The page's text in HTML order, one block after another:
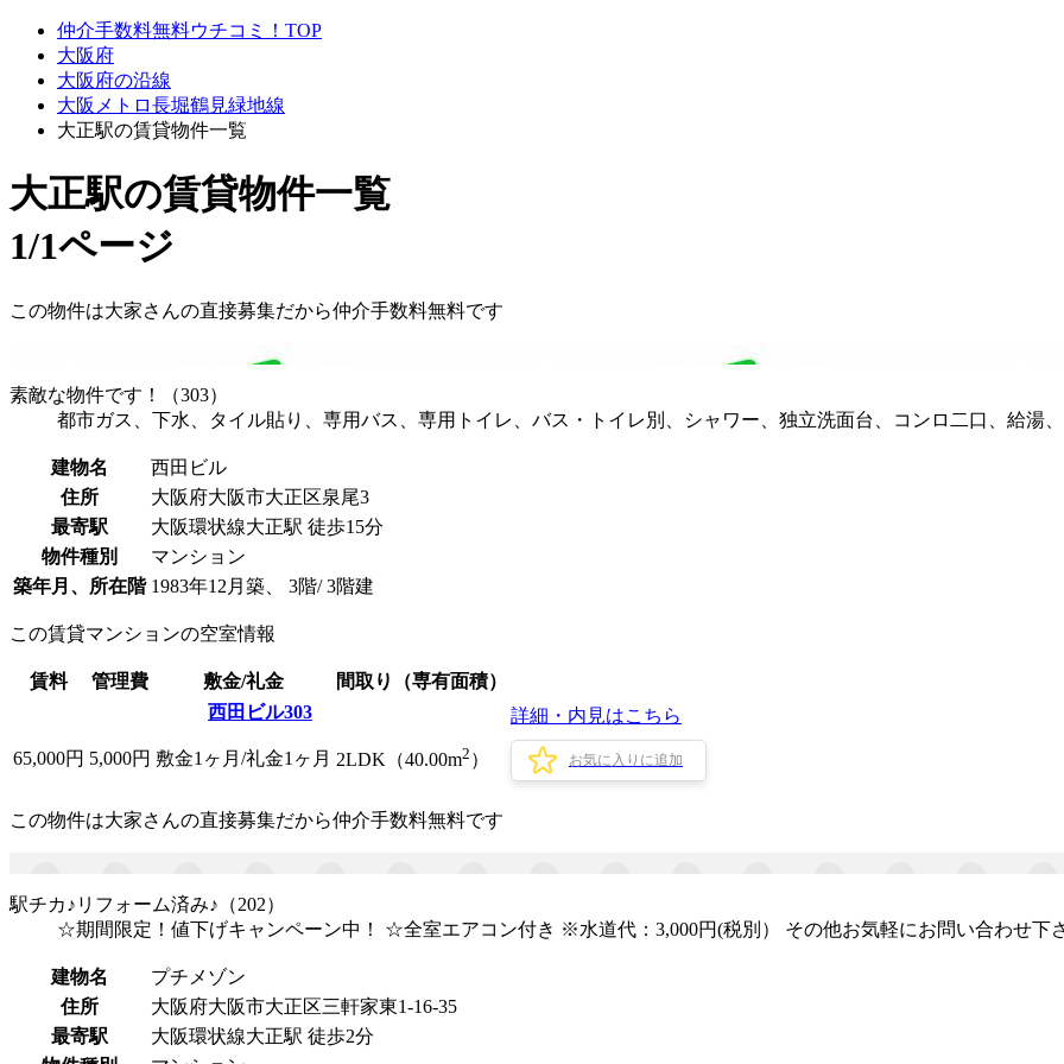
仲介手数料無料ウチコミ！TOP
大阪府
大阪府の沿線
大阪メトロ長堀鶴見緑地線
大正駅の賃貸物件一覧
大正駅の賃貸物件一覧
1/1ページ
この物件は大家さんの直接募集だから仲介手数料無料です
素敵な物件です！（303）
都市ガス、下水、タイル貼り、専用バス、専用トイレ、バス・トイレ別、シャワー、独立洗面台、コンロ二口、給湯
建物名
西田ビル
住所
大阪府大阪市大正区泉尾3
最寄駅
大阪環状線大正駅 徒歩15分
物件種別
マンション
築年月、所在階 1983年12月築、 3階/ 3階建
この賃貸マンションの空室情報
賃料 管理費 敷金/礼金
間取り（専有面積）
西田ビル303
詳細・内見はこちら
65,000円 5,000円 敷金1ヶ月/礼金1ヶ月 2LDK（40.00m2 ） お気に入りに追加
この物件は大家さんの直接募集だから仲介手数料無料です
駅チカ♪リフォーム済み♪（202）
☆期間限定！値下げキャンペーン中！ ☆全室エアコン付き ※水道代：3,000円(税別） その他お気軽にお問い合わせ下
建物名
プチメゾン
住所
大阪府大阪市大正区三軒家東1-16-35
最寄駅
大阪環状線大正駅 徒歩2分